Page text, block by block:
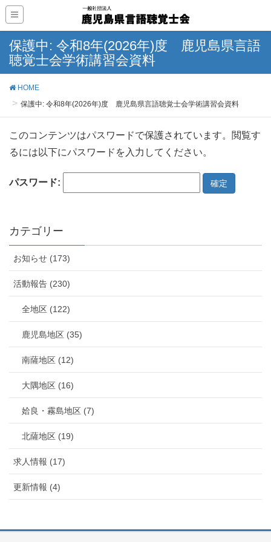
保護中: 令和8年(2026年)度 鹿児島県言語
聴覚士会学術講習会資料
HOME
保護中: 令和8年(2026年)度 鹿児島県言語聴覚士会学術講習会資料
このコンテンツはパスワードで保護されています。閲覧す
るには以下にパスワードを入力してください。
パスワード:
カテゴリー
お知らせ (173)
活動報告 (230)
全地区 (122)
鹿児島地区 (35)
南薩地区 (12)
大隅地区 (16)
姶良・霧島地区 (7)
北薩地区 (19)
求人情報 (17)
更新情報 (4)